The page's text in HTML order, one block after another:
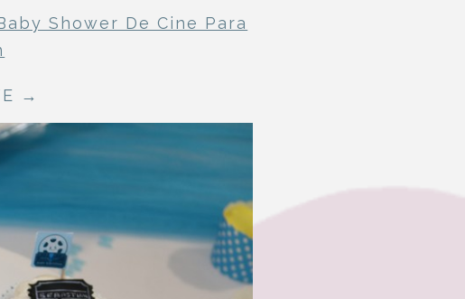
Shower De Cine Para
→